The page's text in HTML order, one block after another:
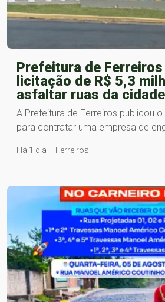
Prefeitura de
licitação de R$ 5,3
asfaltar ruas da cidade
A Prefeitura de Ferreiros publicou
para contratar uma empresa de
Há 1 dia – Ferreiros